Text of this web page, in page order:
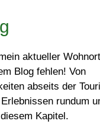
aktueller
Blog fehlen! Von
abseits der
rundum
Kapitel.